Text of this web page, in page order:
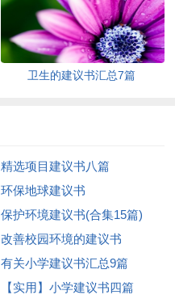
卫生的建议书汇总7篇
精选项目建议书八篇
环保地球建议书
保护环境建议书(合集15篇)
改善校园环境的建议书
有关小学建议书汇总9篇
【实用】小学建议书四篇